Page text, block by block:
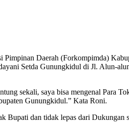
Daerah (Forkompimda)
Setda Gunungkidul di Jl. Alun-
sekali, saya bisa mengenal Para
Gunungkidul.” Kata Roni.
Bupati dan tidak lepas dari Dukungan